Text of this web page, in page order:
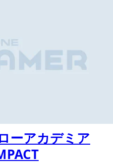
ーアカデミア